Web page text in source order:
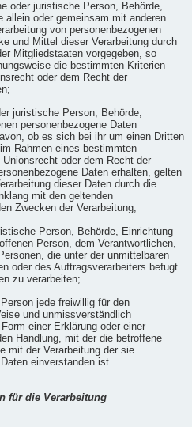
oder juristische Person, Behörde,
allein oder gemeinsam mit anderen
von personenbezogenen
und Mittel dieser Verarbeitung durch
Mitgliedstaaten vorgegeben, so
die bestimmten Kriterien
oder dem Recht der
juristische Person, Behörde,
personenbezogene Daten
ob es sich bei ihr um einen Dritten
Rahmen eines bestimmten
oder dem Recht der
Daten erhalten, gelten
dieser Daten durch die
mit den geltenden
Zwecken der Verarbeitung;
Person, Behörde, Einrichtung
Person, dem Verantwortlichen,
die unter der unmittelbaren
oder des Auftragsverarbeiters befugt
zu verarbeiten;
jede freiwillig für den
und unmissverständlich
einer Erklärung oder einer
Handlung, mit der die betroffene
mit der Verarbeitung der sie
einverstanden ist.
für die Verarbeitung